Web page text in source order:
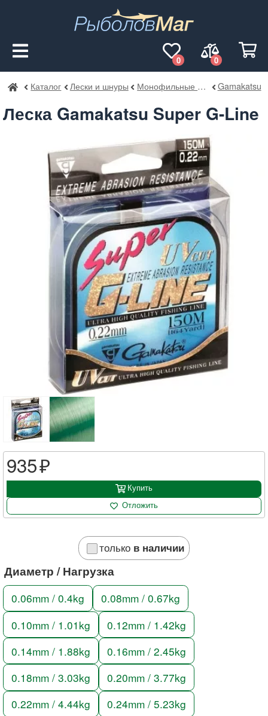
0
0
РыболовМаг
Каталог Лески и шнуры Монофильные лески Gamakatsu
Леска Gamakatsu Super G-Line
только в наличии
Диаметр / Нагрузка
0.06mm / 0.4kg
0.08mm / 0.67kg
0.10mm / 1.01kg
0.12mm / 1.42kg
0.14mm / 1.88kg
0.16mm / 2.45kg
0.18mm / 3.03kg
0.20mm / 3.77kg
0.22mm / 4.44kg
0.24mm / 5.23kg
935
Купить
Отложить